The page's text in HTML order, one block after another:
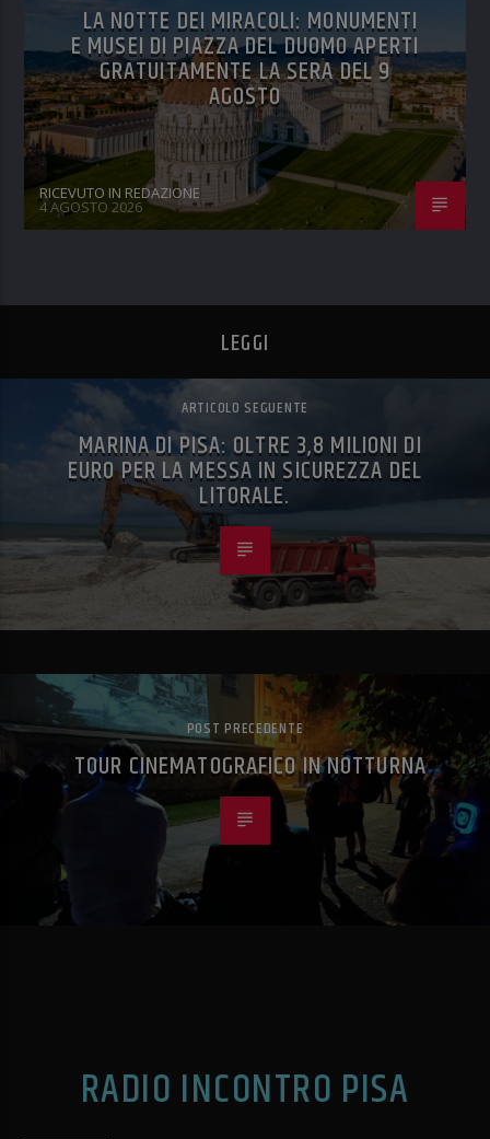
LA NOTTE DEI MIRACOLI: MONUMENTI
E MUSEI DI PIAZZA DEL DUOMO APERTI
GRATUITAMENTE LA SERA DEL 9
AGOSTO
RICEVUTO IN REDAZIONE
4 AGOSTO 2026
LEGGI
ARTICOLO SEGUENTE
MARINA DI PISA: OLTRE 3,8 MILIONI DI
EURO PER LA MESSA IN SICUREZZA DEL
LITORALE.
POST PRECEDENTE
TOUR CINEMATOGRAFICO IN NOTTURNA
RADIO INCONTRO PISA